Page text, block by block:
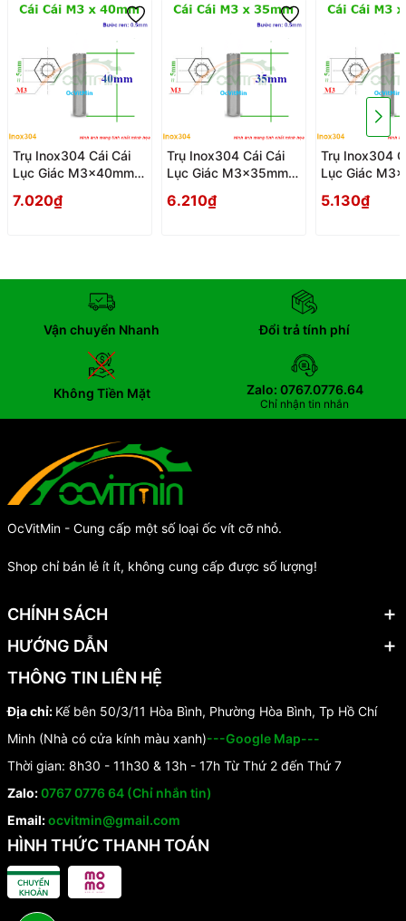
Trụ Inox304 Cái Cái
Lục Giác M3x40mm -
7.020₫
Trụ Inox304 Cái Cái
Lục Giác M3x35mm -
6.210₫
Trụ Inox304
Lục Giác
5.130₫
Vận chuyển Nhanh Đổi trả tính phí
Không Tiền Mặt Zalo: 0767.0776.64
Chỉ nhận tin nhắn
OcVitMin - Cung cấp một số loại ốc vít cỡ nhỏ.
Shop chỉ bán lẻ ít ít, không cung cấp được số lượng!
CHÍNH SÁCH
HƯỚNG DẪN
THÔNG TIN LIÊN HỆ
Địa chỉ: Kế bên 50/3/11 Hòa Bình, Phường Hòa Bình, Tp Hồ Chí
Minh (Nhà có cửa kính màu xanh)---Google Map---
Thời gian: 8h30 - 11h30 & 13h - 17h Từ Thứ 2 đến Thứ 7
Zalo:0767 0776 64 (Chỉ nhắn tin)
Email:ocvitmin@gmail.com
HÌNH THỨC THANH TOÁN